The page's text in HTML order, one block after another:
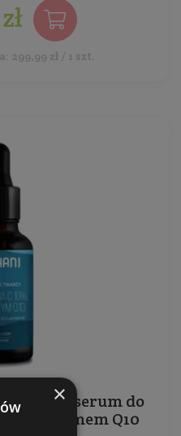
299,99 zł / 1 szt.
serum do
i koenzymem Q10
×